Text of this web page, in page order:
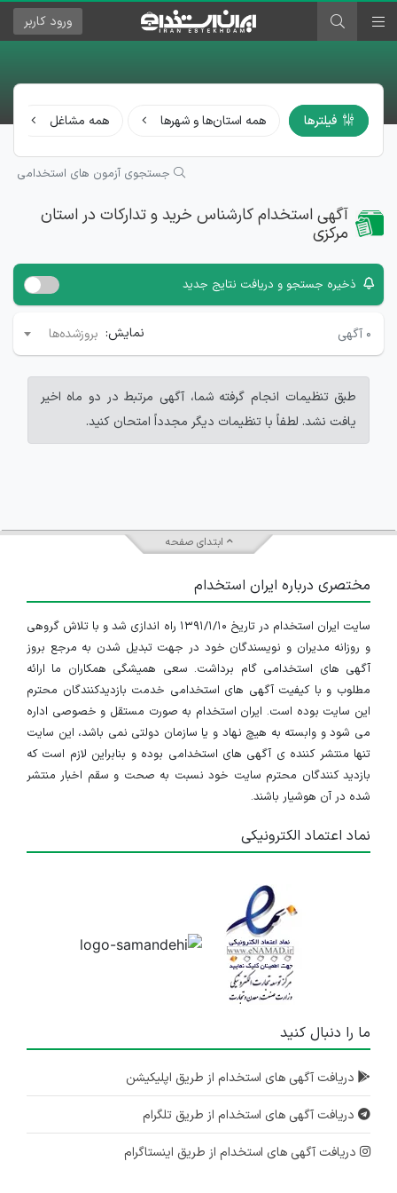
ورود کاربر
فیلترها همه استان‌ها و شهرها همه مشاغل
جستجوی آزمون های استخدامی
آگهی استخدام کارشناس خرید و تدارکات در استان
مرکزی
ذخیره جستجو و دریافت نتایج جدید
۰ آگهی نمایش: بروزشده‌ها
طبق تنظیمات انجام گرفته شما، آگهی مرتبط در دو ماه اخیر
یافت نشد. لطفاً با تنظیمات دیگر مجدداً امتحان کنید.
ابتدای صفحه
مختصری درباره ایران استخدام
سایت ایران استخدام در تاریخ ۱۳۹۱/۱/۱۰ راه اندازی شد و با تلاش گروهی
و روزانه مدیران و نویسندگان خود در جهت تبدیل شدن به مرجع بروز
آگهی های استخدامی گام برداشت. سعی همیشگی همکاران ما ارائه
مطلوب و با کیفیت آگهی های استخدامی خدمت بازدیدکنندگان محترم
این سایت بوده است. ایران استخدام به صورت مستقل و خصوصی اداره
می شود و وابسته به هیچ نهاد و یا سازمان دولتی نمی باشد، این سایت
تنها منتشر کننده ی آگهی های استخدامی بوده و بنابراین لازم است که
بازدید کنندگان محترم سایت خود نسبت به صحت و سقم اخبار منتشر
شده در آن هوشیار باشند.
نماد اعتماد الکترونیکی
ما را دنبال کنید
دریافت آگهی های استخدام از طریق اپلیکیشن
دریافت آگهی های استخدام از طریق تلگرام
دریافت آگهی های استخدام از طریق اینستاگرام